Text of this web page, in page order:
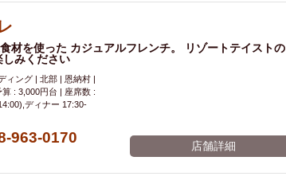
景色◎
チーズ 天ぷら ラーメン
時間無制飲み放題
ち飲み 5000円以上コース
女性専用トイレあり
ペイディ（給料日）
フェ＆バー
イタリアン
古島駅周辺
ゃぶしゃぶ パクチー 炉端焼き
ふぐ料理
材を使った カジュアルフレンチ。 リゾートテイストの
みください
ィング | 北部 | 恩納村 |
: 3,000円台 | 座席数 :
ディナー 17:30-
963-0170 店舗詳細